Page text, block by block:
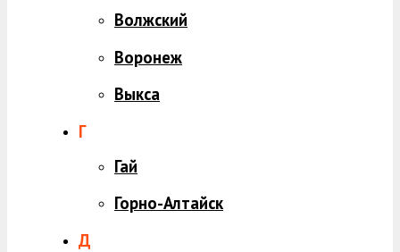
Волжский
Воронеж
Выкса
Г
Гай
Горно-Алтайск
Д